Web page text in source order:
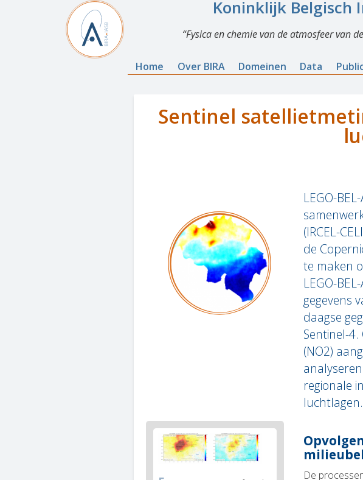
Koninklijk Belgisch
Fysica en chemie van de atmosfeer van
Home Over BIRA Domeinen Data
Sentinel
LEGO-
(IRCEL-
de
te maken
LEGO-
gegevens
daagse
Sentinel-
(NO2)
regionale
luchtlagen.
text
De
Figure
2
body